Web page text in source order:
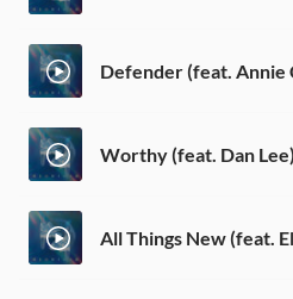
Defender (feat. Annie
Worthy (feat. Dan Lee)